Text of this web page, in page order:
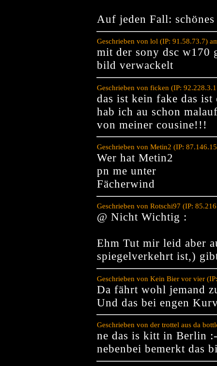
Auf jeden Fall:
Geschrieben von lol (IP: 91.58.73.7)
mit der sony dsc w170
bild verwackelt
Geschrieben von ficken (IP:
das ist kein fake das ist
hab ich au schon
von meiner cousine!!!
Geschrieben von Metin2 (IP:
Wer hat Metin2
pn me unter
Fächerwind
Geschrieben von Rotschi97 (IP:
@ Nicht Wichtig :
Ehm Tut mir leid aber
spiegelverkehrt ist,)
Geschrieben von Kein Bier vor vier
Da fährt wohl jemand
Und das bei engen
Geschrieben von der trottel aus da
ne das is kitt in Berlin
nebenbei bemerkt das